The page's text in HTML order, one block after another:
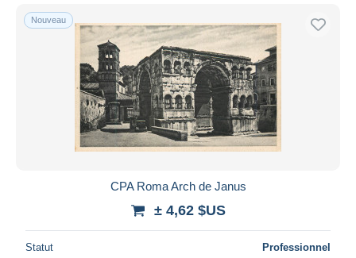
Nouveau
CPA Roma Arch de Janus
± 4,62 $US
Statut Professionnel